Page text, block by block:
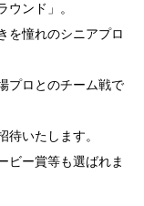
ンド」。
を憧れのシニアプロ
プロとのチーム戦で
いたします。
ビー賞等も選ばれま